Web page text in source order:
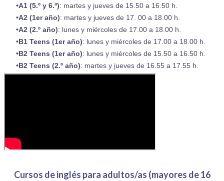
A1 (5.º y 6.º): martes y jueves de 15.50 a 16.50 h.​
A2 (1er año): martes y jueves de 17. 00 a 18.00 h.
A2 (2.º año): lunes y miércoles de 17.00 a 18.00 h.
B1 Teens (1er año): lunes y miércoles de 17.00 a 18.00 h.
B2 Teens (1er año): lunes y miércoles de 15.50 a 16.50 h.
B2 Teens (2.º año): martes y jueves de 16.55 a 17.55 h.
Cursos de inglés para adultos/as ​(mayores de 16